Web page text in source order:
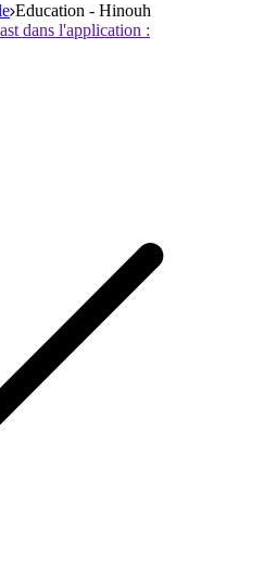
Education - Hinouh
dans l'application :